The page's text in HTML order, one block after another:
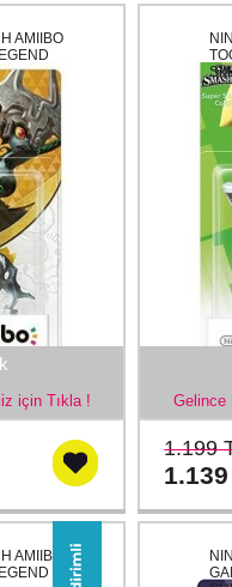
için Tıkla !
AMIIBO
Gelince
1.199
AMIIBO